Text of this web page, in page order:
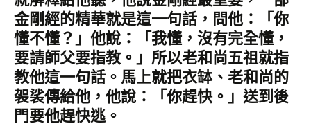
金剛經的精華就是這一句話，問他：「你
懂不懂？」他說：「我懂，沒有完全懂，
要請師父要指教。」所以老和尚五祖就指
教他這一句話。馬上就把衣缽、老和尚的
袈裟傳給他，他說：「你趕快。」送到後
門要他趕快逃。